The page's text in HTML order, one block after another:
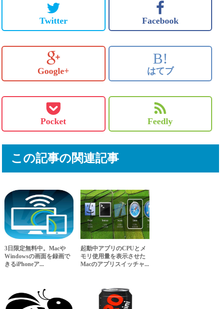
Twitter Facebook
Google+
B!
はてブ
Pocket Feedly
この記事の関連記事
3日限定無料中。Macや
Windowsの画面を録画で
きるiPhoneア...
起動中アプリのCPUとメ
モリ使用量を表示させた
Macのアプリスイッチャ...